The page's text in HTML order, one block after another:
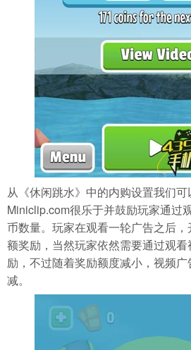
从《休闲跳水》中的内购设置我们
Miniclip.com很乐于并鼓励玩家通过
币数量。玩家在观看一轮广告之后
额奖励，当然玩家依然需要通过观
励，不过随着奖励额度减小，视频
减。